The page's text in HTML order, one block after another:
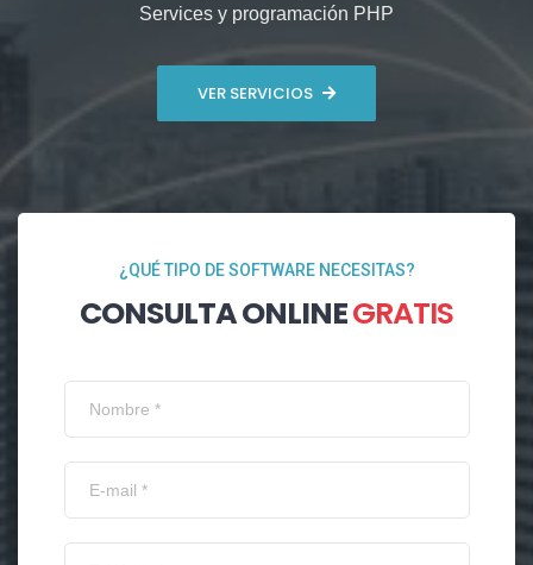
Services y programación PHP
VER SERVICIOS
¿QUÉ TIPO DE SOFTWARE NECESITAS?
CONSULTA ONLINEGRATIS